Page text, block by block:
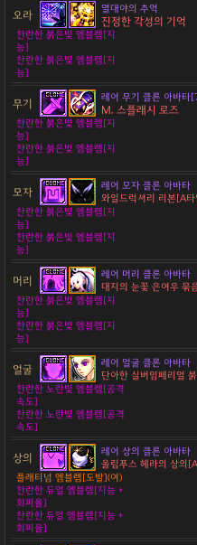
오라 열대야의 추억
진정한 각성의 기억
찬란한 붉은빛 엠블렘[지
능]
찬란한 붉은빛 엠블렘[지
능]
무기 레어 무기 클론 아바타
M. 스플래시 로즈
찬란한 붉은빛 엠블렘[지
능]
찬란한 붉은빛 엠블렘[지
능]
모자
레어 모자 클론 아바타
와일드럭셔리 리본[A
찬란한 붉은빛 엠블렘[지
능]
찬란한 붉은빛 엠블렘[지
능]
머리
레어 머리 클론 아바타
대지의 눈꽃 은여우 묶
찬란한 붉은빛 엠블렘[지
능]
찬란한 붉은빛 엠블렘[지
능]
얼굴
레어 얼굴 클론 아바타
단아한 실버임페리얼
찬란한 노란빛 엠블렘[공격
속도]
찬란한 노란빛 엠블렘[공격
속도]
상의
레어 상의 클론 아바타
올림푸스 헤라의 상의
플래티넘 엠블렘[도발](여)
찬란한 듀얼 엠블렘[지능 +
회피율]
찬란한 듀얼 엠블렘[지능 +
회피율]